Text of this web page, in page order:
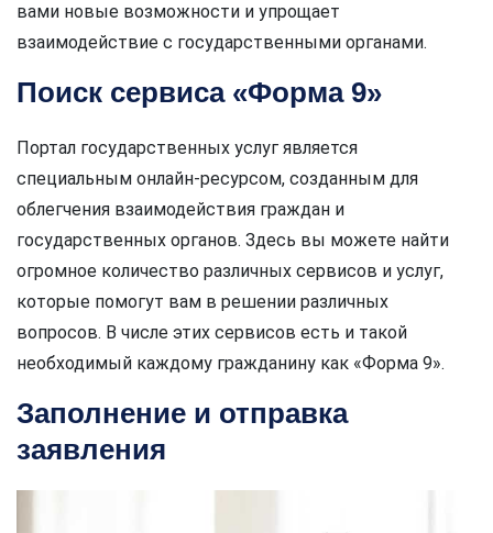
вами новые возможности и упрощает
взаимодействие с государственными органами.
Поиск сервиса «Форма 9»
Портал государственных услуг является
специальным онлайн-ресурсом, созданным для
облегчения взаимодействия граждан и
государственных органов. Здесь вы можете найти
огромное количество различных сервисов и услуг,
которые помогут вам в решении различных
вопросов. В числе этих сервисов есть и такой
необходимый каждому гражданину как «Форма 9».
Заполнение и отправка
заявления